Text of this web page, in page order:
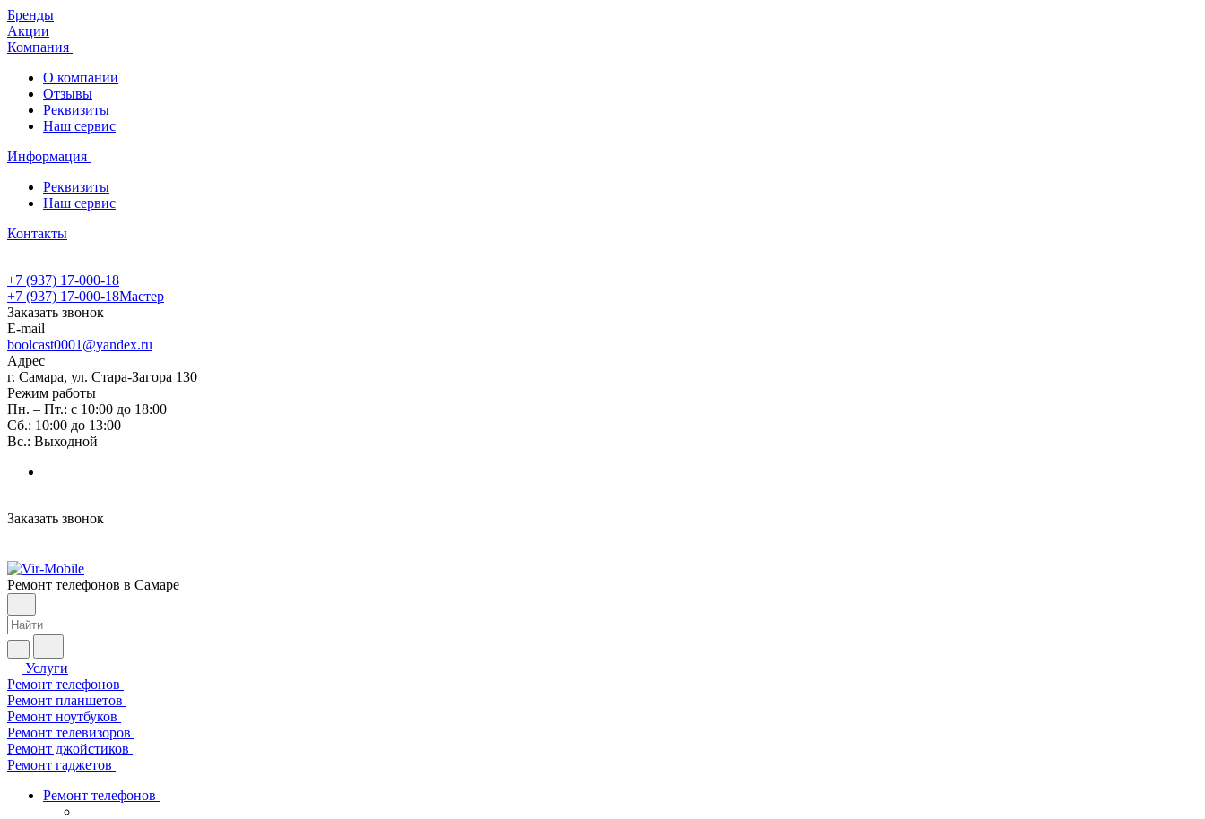
Бренды
Акции
Компания
О компании
Отзывы
Реквизиты
Наш сервис
Информация
Реквизиты
Наш сервис
Контакты
+7 (937) 17-000-18
+7 (937) 17-000-18Мастер
Заказать звонок
E-mail
boolcast0001@yandex.ru
Адрес
г. Самара, ул. Стара-Загора 130
Режим работы
Пн. – Пт.: с 10:00 до 18:00
Сб.: 10:00 до 13:00
Вс.: Выходной
Заказать звонок
Ремонт телефонов в Самаре
Услуги
Ремонт телефонов
Ремонт планшетов
Ремонт ноутбуков
Ремонт телевизоров
Ремонт джойстиков
Ремонт гаджетов
Ремонт телефонов